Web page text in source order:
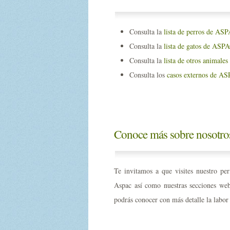
Consulta la lista de perros de
Consulta la lista de gatos de
Consulta la lista de otros
Consulta los casos externos de
Conoce más sobre
Te invitamos a que visites nuestro
Aspac así como nuestras secciones
podrás conocer con más detalle la